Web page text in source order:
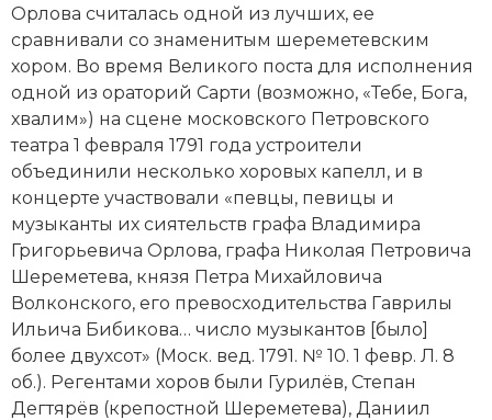
Религия и церковь
Россия
Северная Америка
Специальные исторические дисциплины
СССР
Южная Америка
Орлова считалась одной из лучших, ее
сравнивали со знаменитым шереметевским
хором. Во время Великого поста для исполнения
одной из ораторий Сарти (возможно, «Тебе, Бога,
хвалим») на сцене московского Петровского
театра 1 февраля 1791 года устроители
объединили несколько хоровых капелл, и в
концерте участвовали «певцы, певицы и
музыканты их сиятельств графа Владимира
Григорьевича Орлова, графа Николая Петровича
Шереметева, князя Петра Михайловича
Волконского, его превосходительства Гаврилы
Ильича Бибикова… число музыкантов [было]
более двухсот» (Моск. вед. 1791. № 10. 1 февр. Л. 8
об.). Регентами хоров были Гурилёв, Степан
Дегтярёв (крепостной Шереметева), Даниил